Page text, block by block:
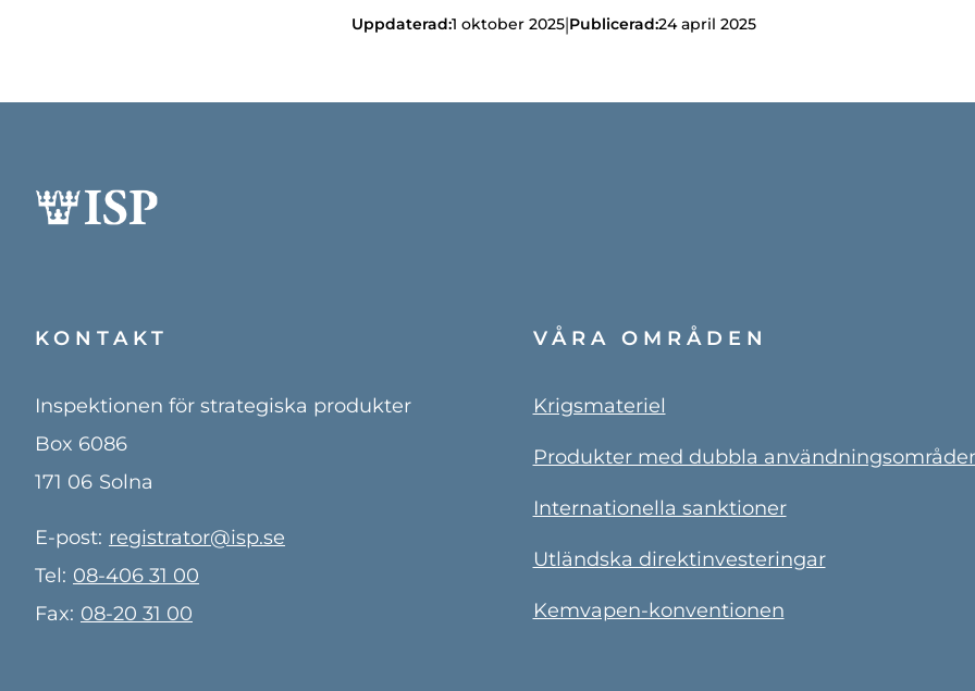
Uppdaterad:1 oktober 2025|Publicerad:24 april 2025
KONTAKT
Inspektionen för strategiska produkter
Box 6086
171 06 Solna
E-post: registrator@isp.se
Tel: 08-406 31 00
Fax: 08-20 31 00
VÅRA OMRÅDEN
Krigsmateriel
Produkter med dubbla
Internationella sanktioner
Utländska direktinvesteringar
Kemvapen-konventionen